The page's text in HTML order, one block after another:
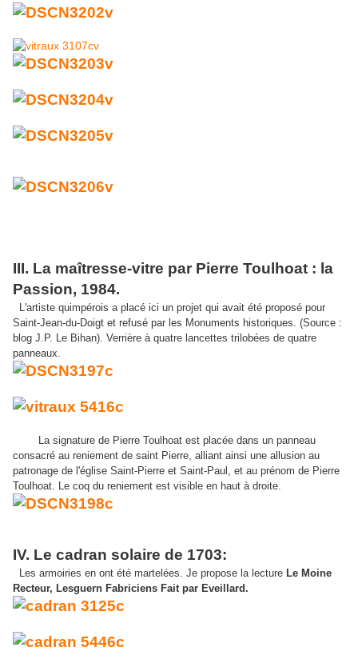
III. La maîtresse-vitre par Pierre Toulhoat : la
Passion, 1984.
L'artiste quimpérois a placé ici un projet qui avait été proposé pour
Saint-Jean-du-Doigt et refusé par les Monuments historiques. (Source :
blog J.P. Le Bihan). Verrière à quatre lancettes trilobées de quatre
panneaux.
La signature de Pierre Toulhoat est placée dans un panneau
consacré au reniement de saint Pierre, alliant ainsi une allusion au
patronage de l'église Saint-Pierre et Saint-Paul, et au prénom de Pierre
Toulhoat. Le coq du reniement est visible en haut à droite.
IV. Le cadran solaire de 1703:
Les armoiries en ont été martelées. Je propose la lecture Le Moine
Recteur, Lesguern Fabriciens Fait par Eveillard.